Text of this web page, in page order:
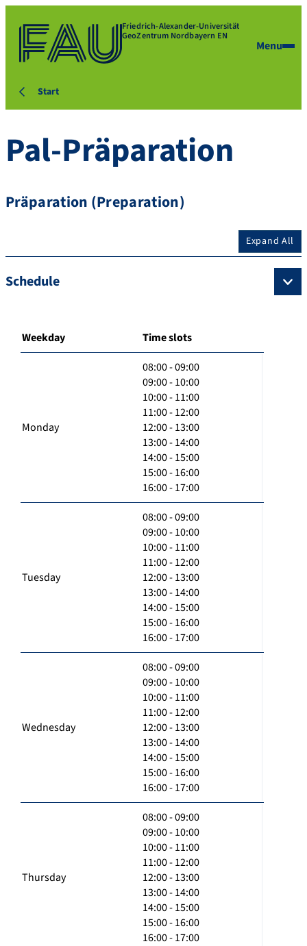
Friedrich-Alexander-Universität
GeoZentrum Nordbayern EN
Menu
Start
Pal-Präparation
Präparation (Preparation)
Expand All
Schedule
Weekday Time slots
Monday
08:00 - 09:00
09:00 - 10:00
10:00 - 11:00
11:00 - 12:00
12:00 - 13:00
13:00 - 14:00
14:00 - 15:00
15:00 - 16:00
16:00 - 17:00
Tuesday
08:00 - 09:00
09:00 - 10:00
10:00 - 11:00
11:00 - 12:00
12:00 - 13:00
13:00 - 14:00
14:00 - 15:00
15:00 - 16:00
16:00 - 17:00
Wednesday
08:00 - 09:00
09:00 - 10:00
10:00 - 11:00
11:00 - 12:00
12:00 - 13:00
13:00 - 14:00
14:00 - 15:00
15:00 - 16:00
16:00 - 17:00
Thursday
08:00 - 09:00
09:00 - 10:00
10:00 - 11:00
11:00 - 12:00
12:00 - 13:00
13:00 - 14:00
14:00 - 15:00
15:00 - 16:00
16:00 - 17:00